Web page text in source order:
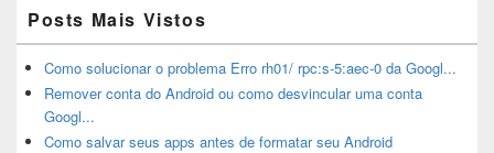
Posts Mais Vistos
Como solucionar o problema Erro rh01/ rpc:s-5:aec-0 da Googl...
Remover conta do Android ou como desvincular uma conta
Googl...
Como salvar seus apps antes de formatar seu Android